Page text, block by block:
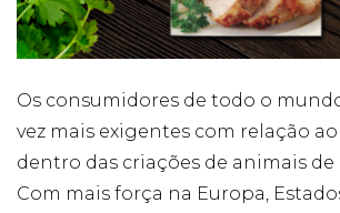
Os consumidores de todo o
vez mais exigentes com relação
dentro das criações de animais
Com mais força na Europa,
Estes
são
para o
do site.